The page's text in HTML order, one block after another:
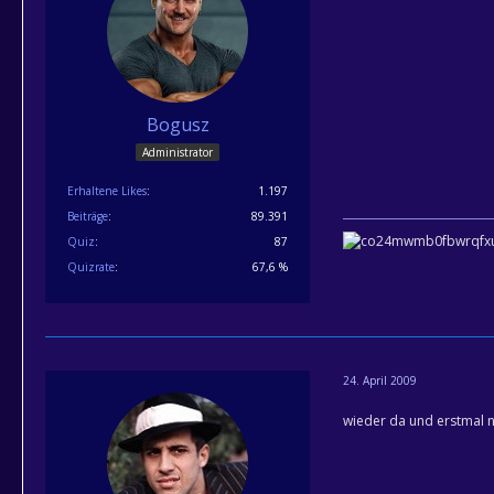
Bogusz
Administrator
Erhaltene Likes
1.197
Beiträge
89.391
Quiz
87
Quizrate
67,6 %
24. April 2009
wieder da und erstmal